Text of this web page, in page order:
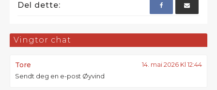
Del dette:
Vingtor chat
Tore 14. mai 2026 Kl 12:44
Sendt deg en e-post Øyvind